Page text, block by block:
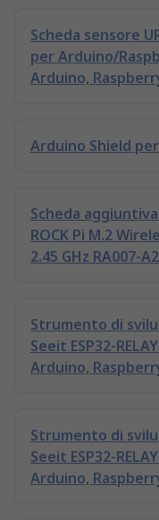
Scheda sensore
per Arduino/
Arduino,
Arduino Shield
Scheda aggiuntiva
ROCK Pi M.2
2.45 GHz RA007-A2
Strumento di
Seeit ESP32-
Arduino,
Strumento di
Seeit ESP32-
Arduino,